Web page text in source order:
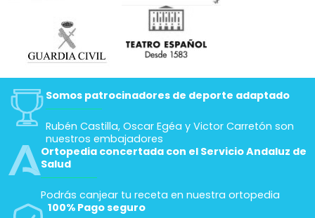
Somos patrocinadores de deporte adaptado
Rubén Castilla, Oscar Egéa y Victor Carretón son
nuestros embajadores
Ortopedia concertada con el Servicio Andaluz de
Salud
Podrás canjear tu receta en nuestra ortopedia
100% Pago seguro